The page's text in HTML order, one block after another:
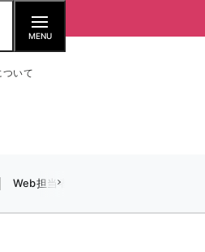
ついて
MENU
Web担当者／仕事